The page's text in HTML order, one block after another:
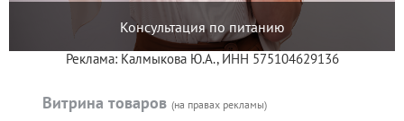
Консультация по питанию
Реклама: Калмыкова Ю.А., ИНН 575104629136
Витрина товаров (на правах рекламы)